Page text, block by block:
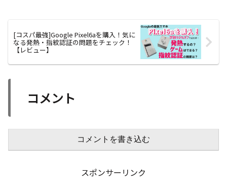
[コスパ最強]Google Pixel6aを購入！気に
なる発熱・指紋認証の問題をチェック！
【レビュー】
コメント
コメントを書き込む
スポンサーリンク